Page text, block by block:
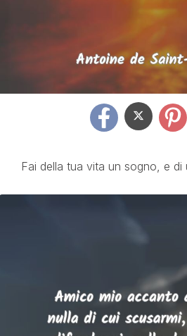
Fai della tua vita un sogno, e di